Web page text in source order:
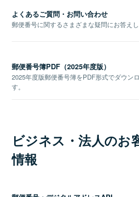
よくあるご質問・お問い合わせ
郵便番号に関するさまざまな疑問にお答えし
郵便番号簿PDF（2025年度版）
2025年度版郵便番号簿をPDF形式でダウン
す。
ビジネス・法人のお
情報